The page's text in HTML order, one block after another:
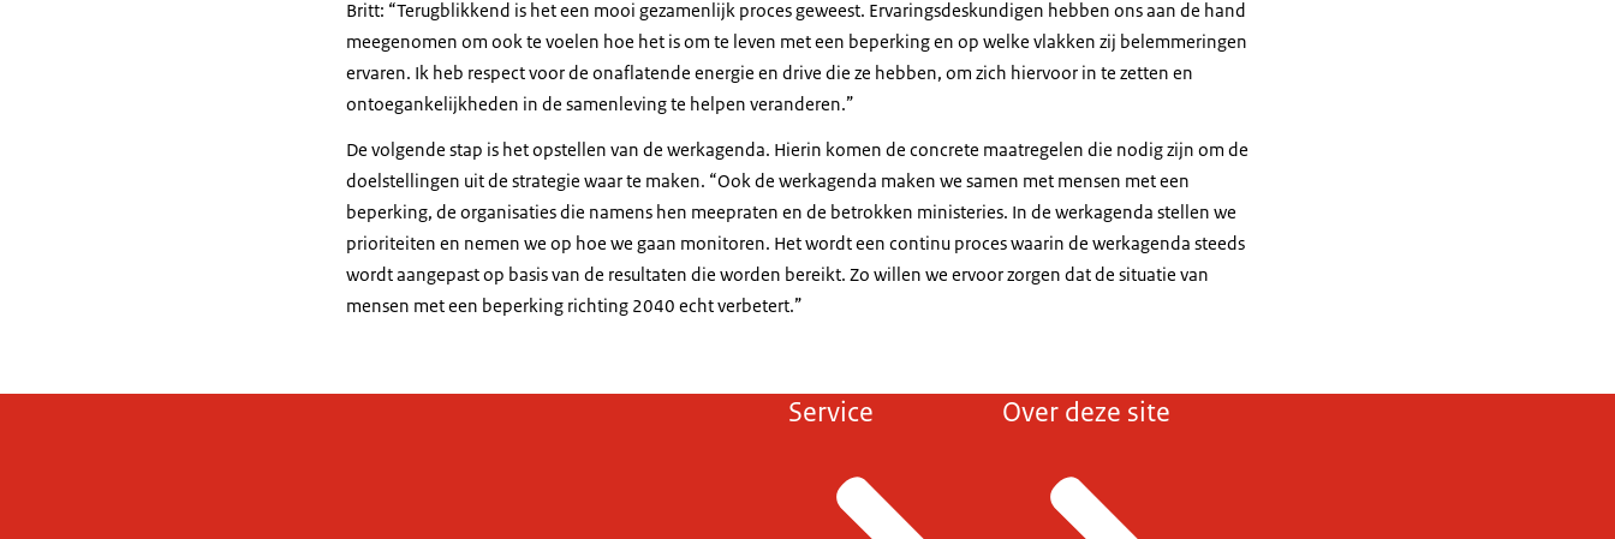
Britt: “Terugblikkend is het een mooi gezamenlijk proces geweest. Ervaringsdeskundigen hebben ons aan de hand
meegenomen om ook te voelen hoe het is om te leven met een beperking en op welke vlakken zij belemmeringen
ervaren. Ik heb respect voor de onaflatende energie en drive die ze hebben, om zich hiervoor in te zetten en
ontoegankelijkheden in de samenleving te helpen veranderen.”
De volgende stap is het opstellen van de werkagenda. Hierin komen de concrete maatregelen die nodig zijn om de
doelstellingen uit de strategie waar te maken. “Ook de werkagenda maken we samen met mensen met een
beperking, de organisaties die namens hen meepraten en de betrokken ministeries. In de werkagenda stellen we
prioriteiten en nemen we op hoe we gaan monitoren. Het wordt een continu proces waarin de werkagenda steeds
wordt aangepast op basis van de resultaten die worden bereikt. Zo willen we ervoor zorgen dat de situatie van
mensen met een beperking richting 2040 echt verbetert.”
Service Over deze site